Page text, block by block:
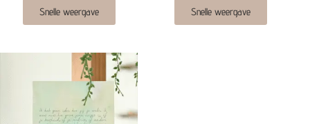
Snelle weergave Snelle weergave